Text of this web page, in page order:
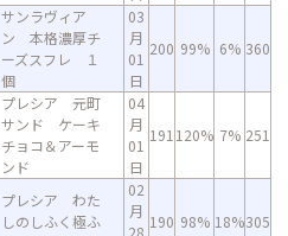
サンラヴィア
ン 本格濃厚チ
ーズスフレ １
個
03
月
01
日
200 99% 6% 360
プレシア 元町
サンド ケーキ
チョコ＆アーモ
ンド
04
月
01
日
191 120% 7% 251
プレシア わた
しのしふく極ふ
02
月
28
190 98% 18%305